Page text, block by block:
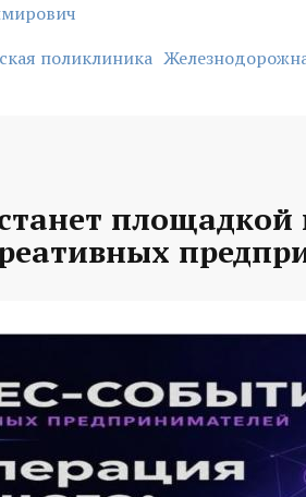
поликлиника
площадкой